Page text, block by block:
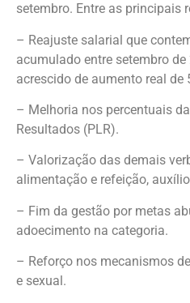
setembro. Entre as principais
– Reajuste salarial que
acumulado entre setembro
acrescido de aumento real de
– Melhoria nos percentuais
Resultados (PLR).
– Valorização das demais
alimentação e refeição,
– Fim da gestão por metas
adoecimento na categoria.
– Reforço nos mecanismos
e sexual.